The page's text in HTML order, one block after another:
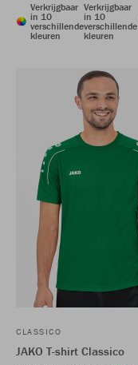
Verkrijgbaar
in 10
verschillende
kleuren
Verkrijgbaar
in 10
verschillende
kleuren
CLASSICO
JAKO T-shirt Classico